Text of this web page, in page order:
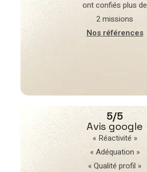
ont confiés plus de
2 missions
Nos références
5/5
Avis google
« Réactivité »
« Adéquation »
« Qualité profil »